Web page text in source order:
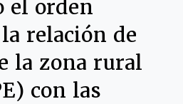
el orden
relación de
la zona rural
con las